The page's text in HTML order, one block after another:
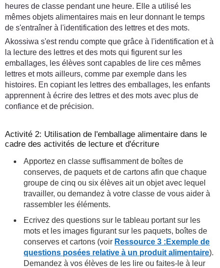
heures de classe pendant une heure. Elle a utilisé les
mêmes objets alimentaires mais en leur donnant le temps
de s'entraîner à l'identification des lettres et des mots.
Akossiwa s'est rendu compte que grâce à l'identification et à
la lecture des lettres et des mots qui figurent sur les
emballages, les élèves sont capables de lire ces mêmes
lettres et mots ailleurs, comme par exemple dans les
histoires. En copiant les lettres des emballages, les enfants
apprennent à écrire des lettres et des mots avec plus de
confiance et de précision.
Activité 2: Utilisation de l'emballage alimentaire dans le
cadre des activités de lecture et d'écriture
Apportez en classe suffisamment de boîtes de
conserves, de paquets et de cartons afin que chaque
groupe de cinq ou six élèves ait un objet avec lequel
travailler, ou demandez à votre classe de vous aider à
rassembler les éléments.
Ecrivez des questions sur le tableau portant sur les
mots et les images figurant sur les paquets, boîtes de
conserves et cartons (voir Ressource 3 :Exemple de
questions posées relative à un produit alimentaire).
Demandez à vos élèves de les lire ou faites-le à leur